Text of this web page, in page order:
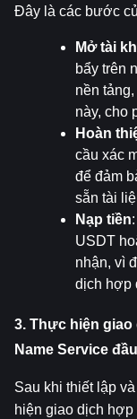
Đây là các bước
Mở tài
bẩy trên
nền
này, cho
Hoàn
cầu xác
để đảm
sẵn tài
Nạp tiền
USDT
nhận, vì
dịch hợp
3. Thực hiện
Name Service
Sau khi thiết lập
hiện giao dịch